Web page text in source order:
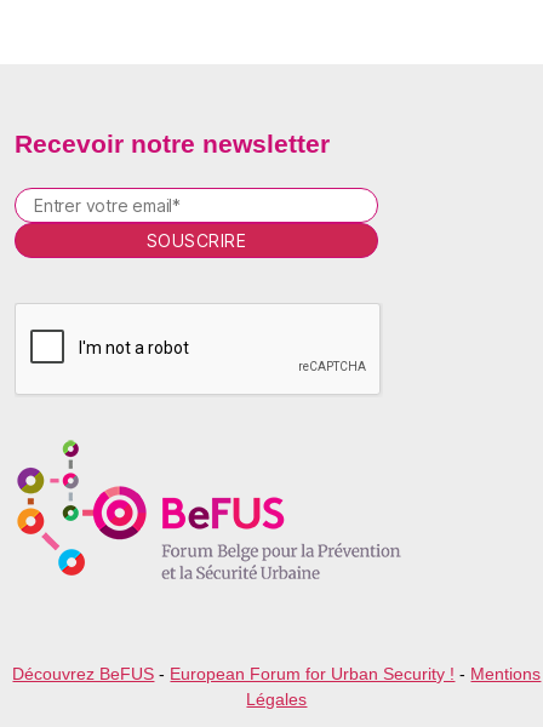
Recevoir notre newsletter
l
e
h
d
Découvrez BeFUS - European Forum for Urban Security ! - Mentions
Légales